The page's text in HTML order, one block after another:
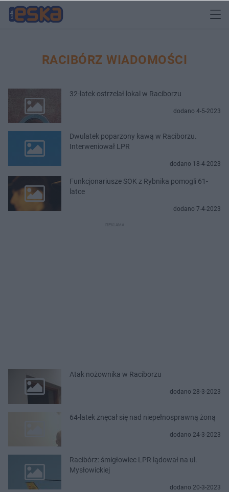
RACIBÓRZ WIADOMOŚCI
32-latek ostrzelał lokal w Raciborzu
dodano 4-5-2023
Dwulatek poparzony kawą w Raciborzu.
Interweniował LPR
dodano 18-4-2023
Funkcjonariusze SOK z Rybnika pomogli 61-
latce
dodano 7-4-2023
Atak nożownika w Raciborzu
dodano 28-3-2023
64-latek znęcał się nad niepełnosprawną żoną
dodano 24-3-2023
Racibórz: śmigłowiec LPR lądował na ul.
Mysłowickiej
dodano 20-3-2023